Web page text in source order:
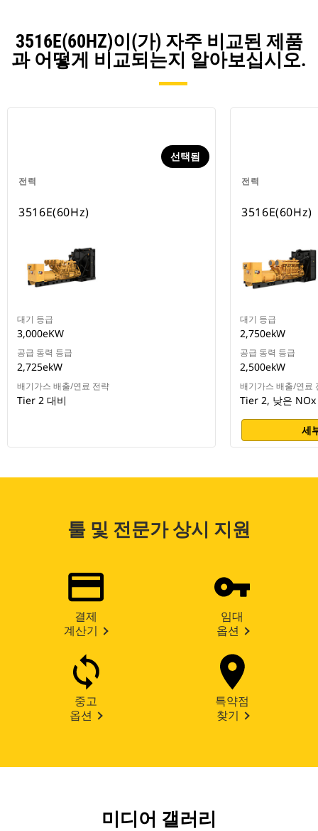
3516E(60HZ)이(가) 자주 비교된 제품
과 어떻게 비교되는지 알아보십시오.
전력
선택됨
3516E(60Hz)
대기 등급
3,000eKW
공급 동력 등급
2,725ekW
배기가스 배출/연료 전략
Tier 2 대비
전력
3516E(60Hz)
대기 등급
2,750ekW
공급 동력 등급
2,500ekW
배기가스 배출/연료
Tier 2, 낮은 NOx
세
툴 및 전문가 상시 지원
결제
계산기
임대
옵션
중고
옵션
특약점
찾기
미디어 갤러리